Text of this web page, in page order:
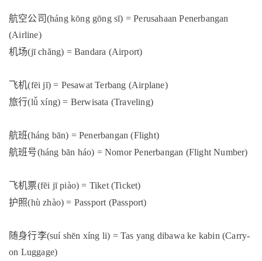
航空公司(háng kōng gōng sī) = Perusahaan Penerbangan
(Airline)
机场(jī chăng) = Bandara (Airport)
飞机(fēi jī) = Pesawat Terbang (Airplane)
旅行(lǚ xíng) = Berwisata (Traveling)
航班(háng bān) = Penerbangan (Flight)
航班号(háng bān háo) = Nomor Penerbangan (Flight Number)
飞机票(fēi jī piào) = Tiket (Ticket)
护照(hù zhào) = Passport (Passport)
随身行李(suí shēn xíng li) = Tas yang dibawa ke kabin (Carry-
on Luggage)